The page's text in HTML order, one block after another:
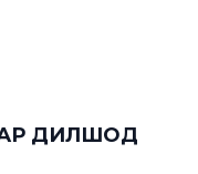
ДИЛШОД